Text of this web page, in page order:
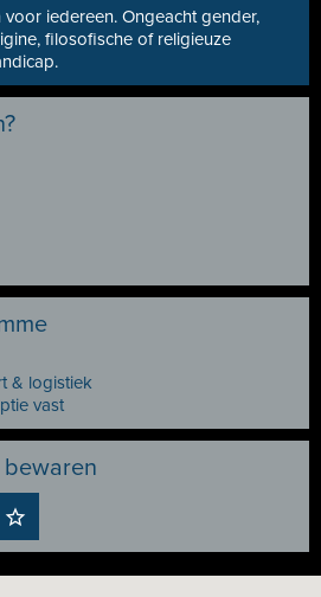
iedereen. Ongeacht gender,
filosofische of religieuze
& logistiek
vast